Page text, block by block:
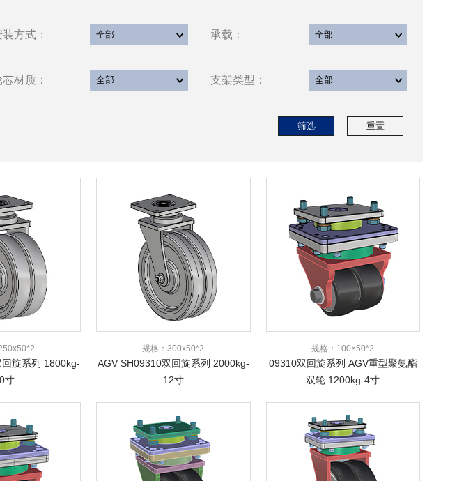
方式： 承载：
材质： 支架类型：
旋系列 1800kg-
寸
规格：300x50*2
AGV SH09310双回旋系列 2000kg-
12寸
规格：100×50*2
09310双回旋系列 AGV重型聚氨酯
双轮 1200kg-4寸